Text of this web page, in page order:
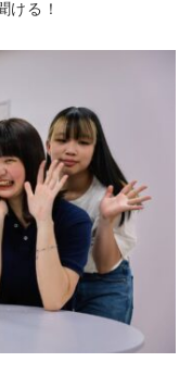
ける！